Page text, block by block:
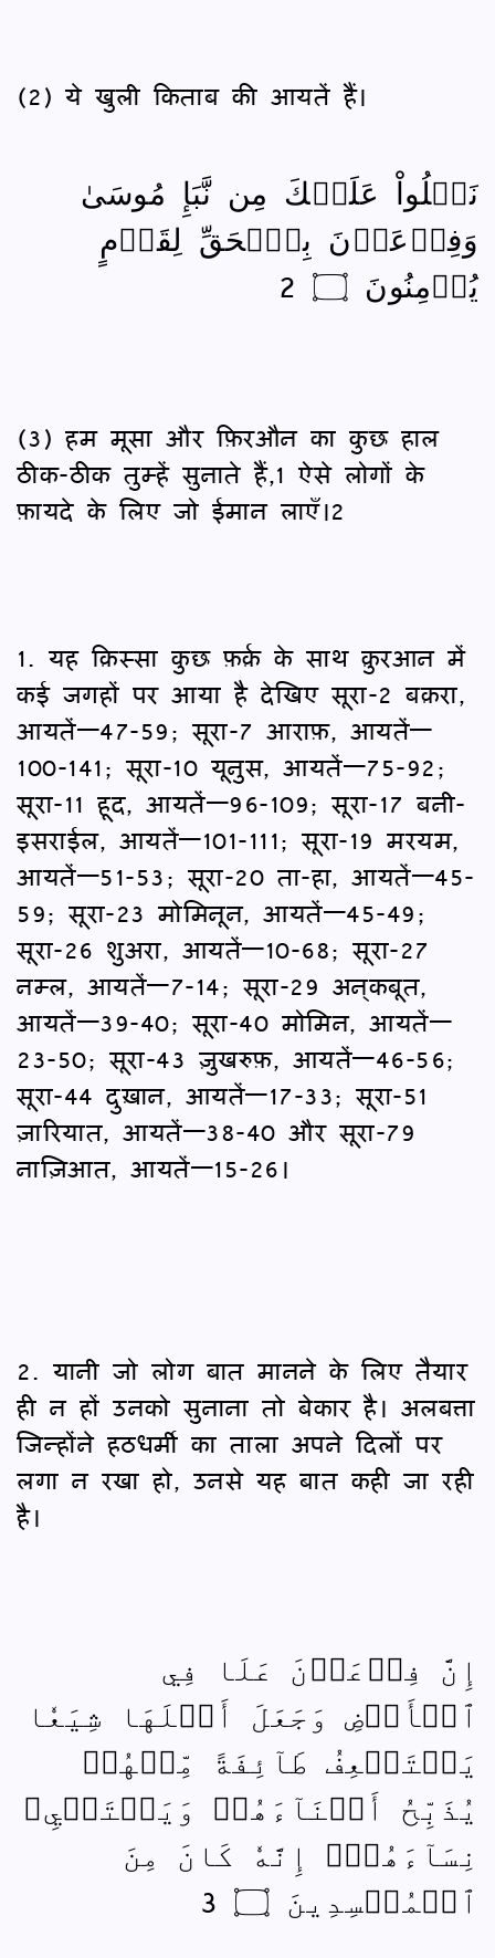
(2) ये खुली किताब की आयतें हैं।
نَتۡلُواْ عَلَيۡكَ مِن نَّبَإِ مُوسَىٰ
وَفِرۡعَوۡنَ بِٱلۡحَقِّ لِقَوۡمٍ
يُؤۡمِنُونَ ۝ 2
(3) हम मूसा और फ़िरऔन का कुछ हाल
ठीक-ठीक तुम्हें सुनाते हैं,1 ऐसे लोगों के
फ़ायदे के लिए जो ईमान लाएँ।2
1. यह क़िस्सा कुछ फ़र्क़ के साथ क़ुरआन में
कई जगहों पर आया है देखिए सूरा-2 बक़रा,
आयतें—47-59; सूरा-7 आराफ़, आयतें—
100-141; सूरा-10 यूनुस, आयतें—75-92;
सूरा-11 हूद, आयतें—96-109; सूरा-17 बनी-
इसराईल, आयतें—101-111; सूरा-19 मरयम,
आयतें—51-53; सूरा-20 ता-हा, आयतें—45-
59; सूरा-23 मोमिनून, आयतें—45-49;
सूरा-26 शुअरा, आयतें—10-68; सूरा-27
नम्ल, आयतें—7-14; सूरा-29 अन्‌कबूत,
आयतें—39-40; सूरा-40 मोमिन, आयतें—
23-50; सूरा-43 ज़ुखरुफ़, आयतें—46-56;
सूरा-44 दुख़ान, आयतें—17-33; सूरा-51
ज़ारियात, आयतें—38-40 और सूरा-79
नाज़िआत, आयतें—15-26।
2. यानी जो लोग बात मानने के लिए तैयार
ही न हों उनको सुनाना तो बेकार है। अलबत्ता
जिन्होंने हठधर्मी का ताला अपने दिलों पर
लगा न रखा हो, उनसे यह बात कही जा रही
है।
إِنَّ فِرۡعَوۡنَ عَلَا فِي
ٱلۡأَرۡضِ وَجَعَلَ أَهۡلَهَا شِيَعٗا
يَسۡتَضۡعِفُ طَآئِفَةً مِّنۡهُمۡ
يُذَبِّحُ أَبۡنَآءَهُمۡ وَيَسۡتَحۡيِۦ
نِسَآءَهُمۡۚ إِنَّهٗ كَانَ مِنَ
ٱلۡمُفۡسِدِينَ ۝ 3